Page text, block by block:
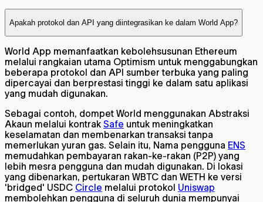
Apakah protokol dan API yang diintegrasikan ke dalam World App?
World App memanfaatkan kebolehsusunan Ethereum
melalui rangkaian utama Optimism untuk menggabungkan
beberapa protokol dan API sumber terbuka yang paling
dipercayai dan berprestasi tinggi ke dalam satu aplikasi
yang mudah digunakan.
Sebagai contoh, dompet World menggunakan Abstraksi
Akaun melalui kontrak Safe untuk meningkatkan
keselamatan dan membenarkan transaksi tanpa
memerlukan yuran gas. Selain itu, Nama pengguna ENS
memudahkan pembayaran rakan-ke-rakan (P2P) yang
lebih mesra pengguna dan mudah digunakan. Di lokasi
yang dibenarkan, pertukaran WBTC dan WETH ke versi
'bridged' USDC Circle melalui protokol Uniswap
membolehkan pengguna di seluruh dunia mempunyai